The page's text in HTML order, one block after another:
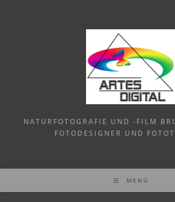
NATURFOTOGRAFIE UND -FILM
FOTODESIGNER UND
MENÜ